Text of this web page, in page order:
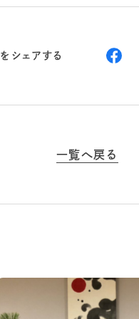
シェアする
一覧へ戻る